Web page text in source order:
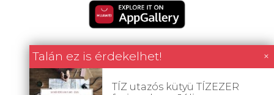
Talán ez is érdekelhet! ×
TÍZ utazós kütyü TÍZEZER
Minden tartalom jogvédett © 2026 Utazómajom.